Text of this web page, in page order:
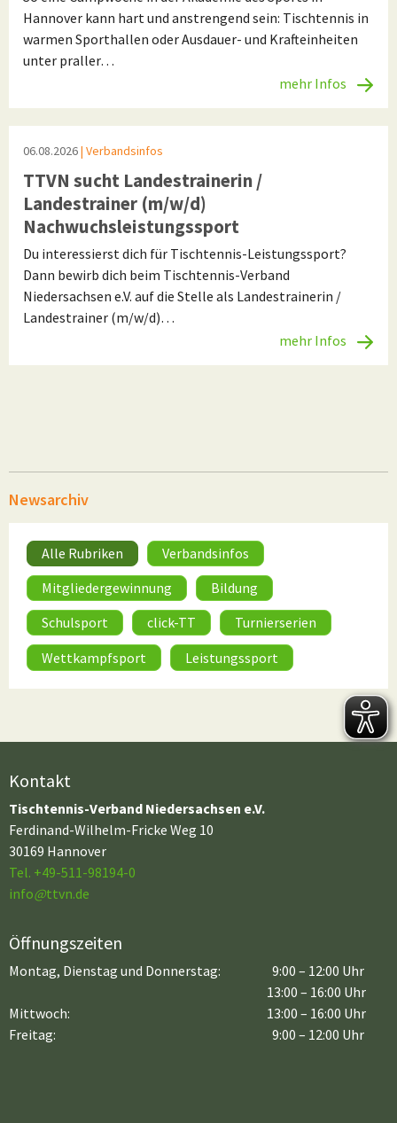
Hannover kann hart und anstrengend sein: Tischtennis in
warmen Sporthallen oder Ausdauer- und Krafteinheiten
unter praller…
mehr Infos
06.08.2026| Verbandsinfos
TTVN sucht Landestrainerin /
Landestrainer (m/w/d)
Nachwuchsleistungssport
Du interessierst dich für Tischtennis-Leistungssport?
Dann bewirb dich beim Tischtennis-Verband
Niedersachsen e.V. auf die Stelle als Landestrainerin /
Landestrainer (m/w/d)…
mehr Infos
Newsarchiv
Alle Rubriken
Verbandsinfos
Mitgliedergewinnung
Bildung
Schulsport
click-TT
Turnierserien
Wettkampfsport
Leistungssport
Kontakt
Tischtennis-Verband Niedersachsen e.V.
Ferdinand-Wilhelm-Fricke Weg 10
30169 Hannover
Tel. +49-511-98194-0
info@ttvn.de
Öffnungszeiten
Montag, Dienstag und Donnerstag:
9:00 – 12:00 Uhr
13:00 – 16:00 Uhr
Mittwoch:
Freitag:
13:00 – 16:00 Uhr
9:00 – 12:00 Uhr